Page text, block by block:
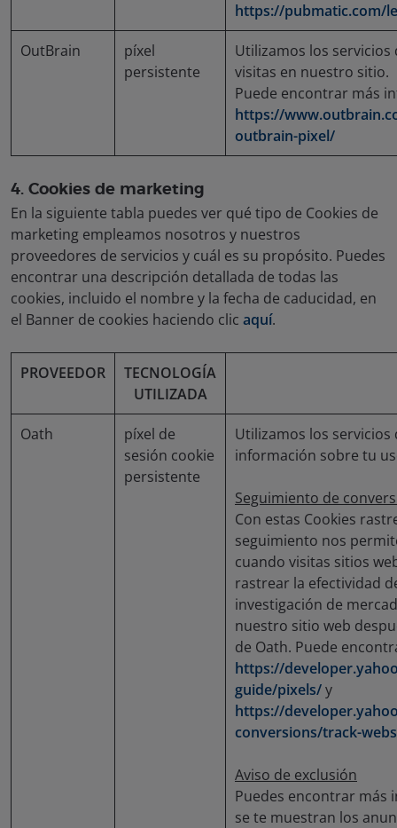
https://pubmatic.com/
OutBrain
píxel
persistente
Utilizamos los
visitas en nuestro sitio.
Puede encontrar más
https://
outbrain-pixel/
4. Cookies de marketing
En la siguiente tabla puedes ver qué tipo de Cookies de
marketing empleamos nosotros y nuestros
proveedores de servicios y cuál es su propósito. Puedes
encontrar una descripción detallada de todas las
cookies, incluido el nombre y la fecha de caducidad, en
el Banner de cookies haciendo clic aquí.
PROVEEDOR
TECNOLOGÍA
UTILIZADA
Oath
píxel de
sesión cookie
persistente
Utilizamos los
información sobre tu
Seguimiento de
Con estas Cookies
seguimiento nos
cuando visitas sitios
rastrear la efectividad
investigación de
nuestro sitio web
de Oath. Puede
https://
guide/pixels/y
https://
conversions/track-
Aviso de exclusión
Puedes encontrar más
se te muestran los